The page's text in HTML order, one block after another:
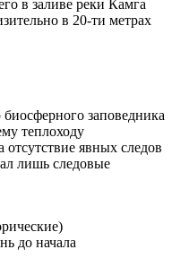
в заливе реки Камга
в 20-ти метрах
заповедника
теплоходу
явных следов
лишь следовые
до начала